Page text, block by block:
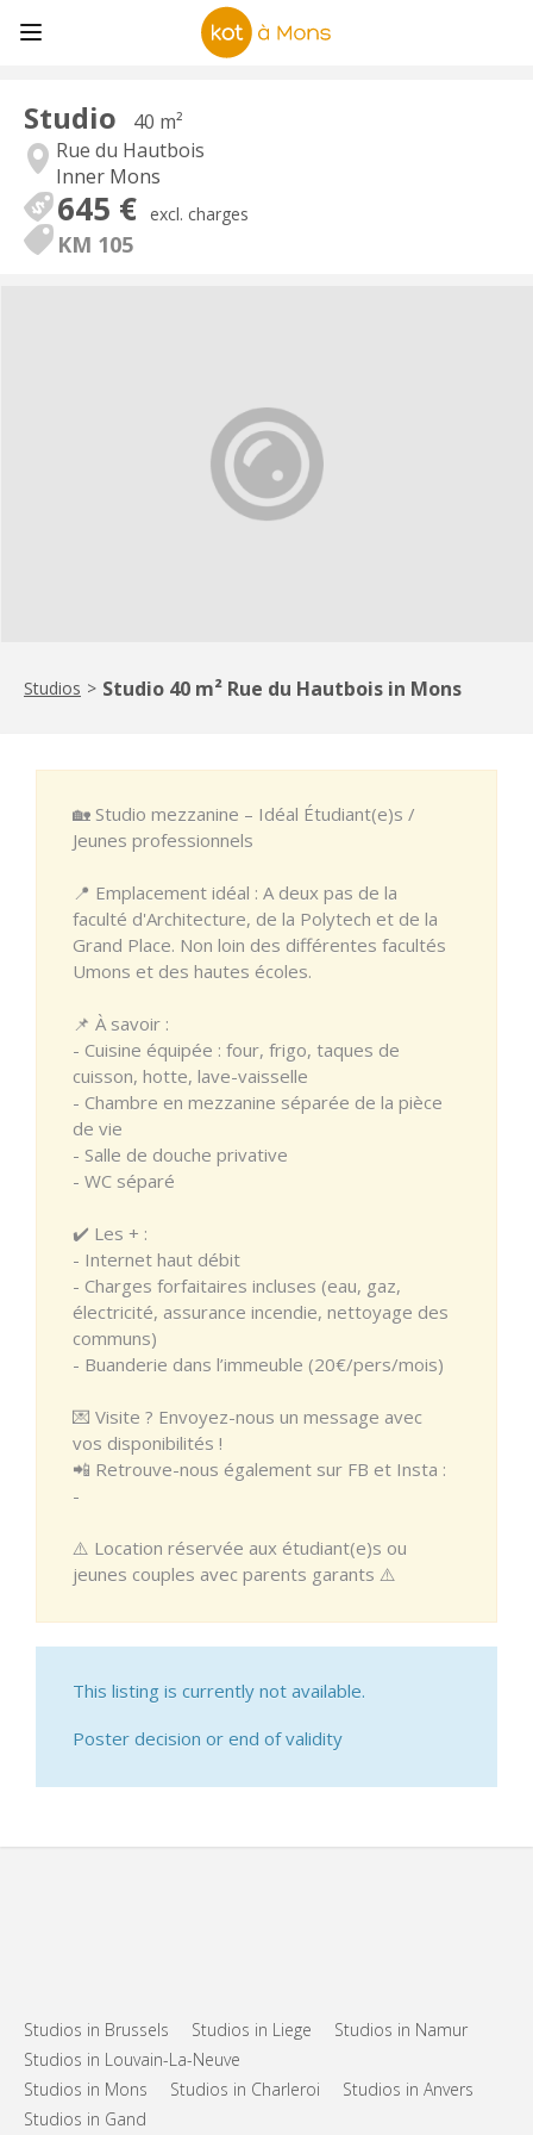
Studio
40 m²
Rue du Hautbois
Inner Mons
645 € excl. charges
KM 105
Studios > Studio 40 m² Rue du Hautbois in Mons
🏡 Studio mezzanine – Idéal Étudiant(e)s /
Jeunes professionnels
📍 Emplacement idéal : A deux pas de la
faculté d'Architecture, de la Polytech et de la
Grand Place. Non loin des différentes facultés
Umons et des hautes écoles.
📌 À savoir :
- Cuisine équipée : four, frigo, taques de
cuisson, hotte, lave-vaisselle
- Chambre en mezzanine séparée de la pièce
de vie
- Salle de douche privative
- WC séparé
✔️ Les + :
- Internet haut débit
- Charges forfaitaires incluses (eau, gaz,
électricité, assurance incendie, nettoyage des
communs)
- Buanderie dans l’immeuble (20€/pers/mois)
💌 Visite ? Envoyez-nous un message avec
vos disponibilités !
📲 Retrouve-nous également sur FB et Insta :
-
⚠️ Location réservée aux étudiant(e)s ou
jeunes couples avec parents garants ⚠️
This listing is currently not available.
Poster decision or end of validity
Studios in Brussels Studios in Liege
Studios in Namur
Studios in Louvain-La-Neuve
Studios in Mons
Studios in Charleroi
Studios in Anvers
Studios in Gand